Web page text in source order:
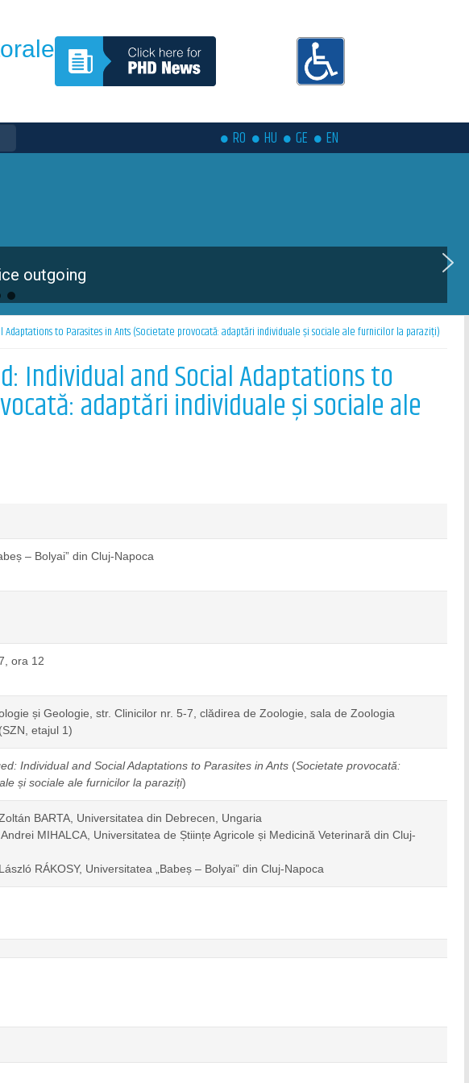
RO HU GE EN
outgoing
Adaptations to Parasites in Ants (Societate provocată: adaptări individuale și sociale ale furnicilor la paraziți)
Individual and Social Adaptations to
adaptări individuale și sociale ale
– Bolyai” din Cluj-Napoca
ora 12
și Geologie, str. Clinicilor nr. 5-7, clădirea de Zoologie, sala de Zoologia
etajul 1)
Individual and Social Adaptations to Parasites in Ants(Societate provocată:
și sociale ale furnicilor la paraziți)
BARTA, Universitatea din Debrecen, Ungaria
MIHALCA, Universitatea de Științe Agricole și Medicină Veterinară din Cluj-
RÁKOSY, Universitatea „Babeș – Bolyai” din Cluj-Napoca